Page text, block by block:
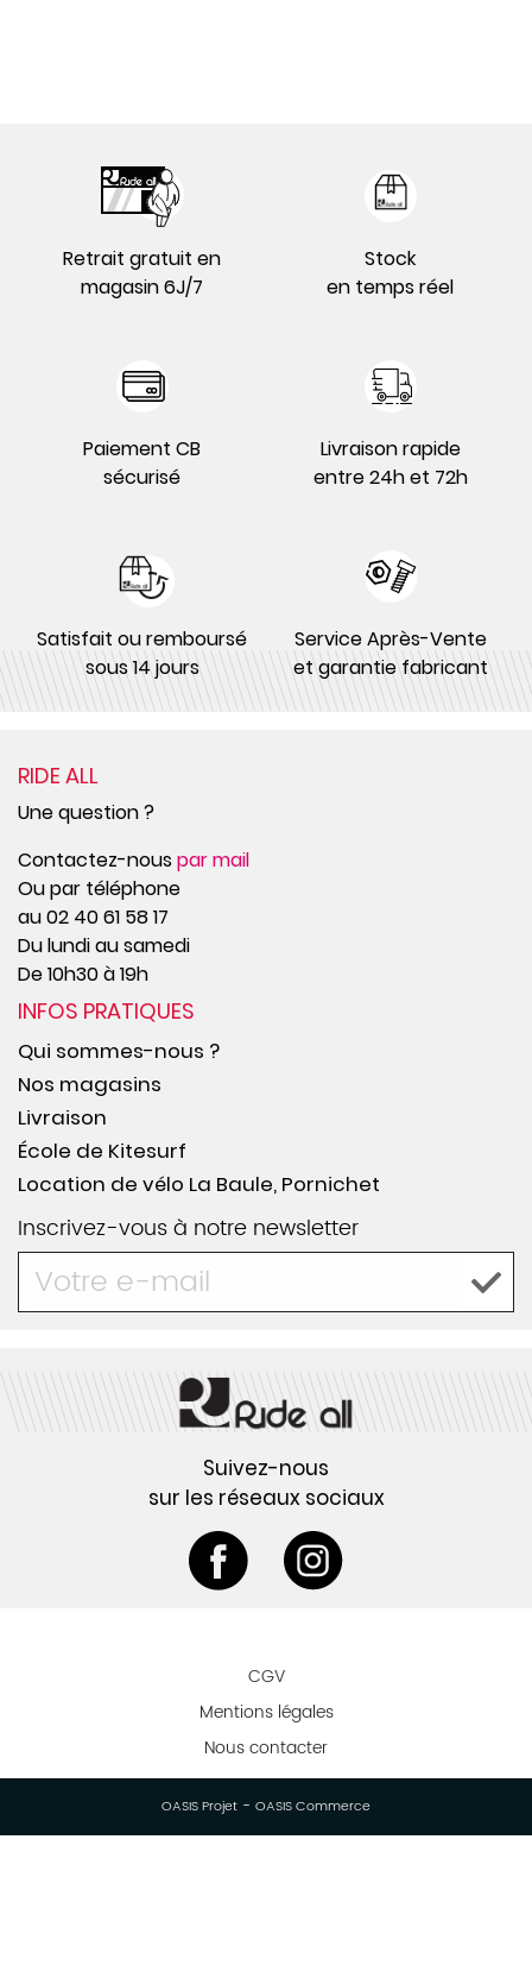
Retrait gratuit en
magasin 6J/7
Stock
en temps réel
Paiement CB
sécurisé
Livraison rapide
entre 24h et 72h
Satisfait ou remboursé
sous 14 jours
Service Après-Vente
et garantie fabricant
RIDE ALL
Une question ?
Contactez-nouspar mail
Ou par téléphone
au 02 40 61 58 17
Du lundi au samedi
De 10h30 à 19h
INFOS PRATIQUES
Qui sommes-nous ?
Nos magasins
Livraison
École de Kitesurf
Location de vélo La Baule, Pornichet
Inscrivez-vous à notre newsletter
Suivez-nous
sur les réseaux sociaux
CGV
Mentions légales
Nous contacter
OASIS Projet - OASIS Commerce